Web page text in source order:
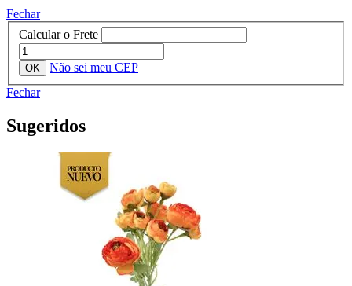
Fechar
Calcular o Frete
Não sei meu CEP
Fechar
Sugeridos